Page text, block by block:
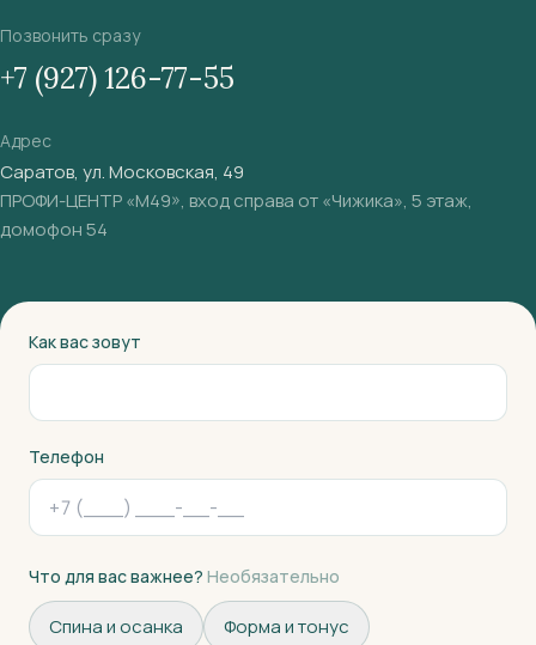
Позвонить сразу
+7 (927) 126-77-55
Адрес
Саратов, ул. Московская, 49
ПРОФИ-ЦЕНТР «М49», вход справа от «Чижика», 5 этаж,
домофон 54
Как вас зовут
Телефон
Что для вас важнее? Необязательно
Спина и осанка Форма и тонус